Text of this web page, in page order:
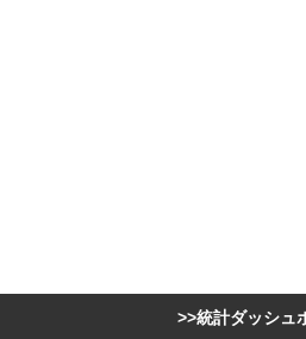
>>統計ダッシュ